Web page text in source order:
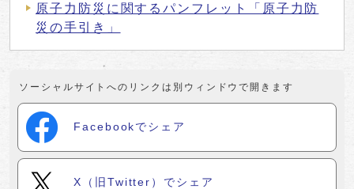
原子力防災に関するパンフレット「原子力防
災の手引き」
ソーシャルサイトへのリンクは別ウィンドウで開きます
Facebookでシェア
X（旧Twitter）でシェア